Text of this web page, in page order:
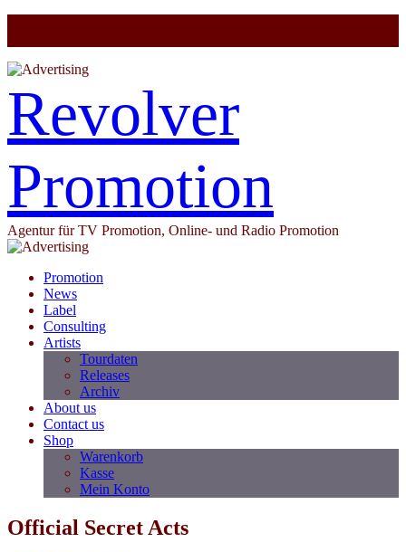
Revolver
Promotion
Agentur für TV Promotion, Online- und Radio Promotion
Promotion
News
Label
Consulting
Artists
Tourdaten
Releases
Archiv
About us
Contact us
Shop
Warenkorb
Kasse
Mein Konto
Official Secret Acts